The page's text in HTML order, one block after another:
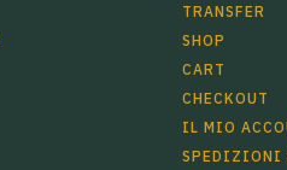
TRANSFER
SHOP
CART
CHECKOUT
IL MIO
SPEDIZIONI